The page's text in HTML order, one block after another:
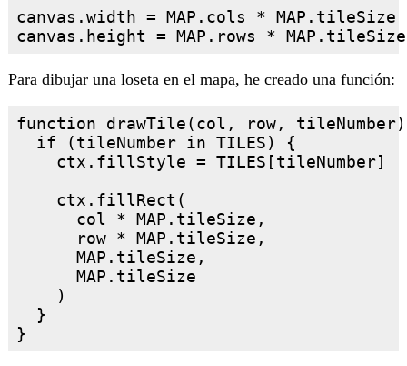
canvas.width = MAP.cols * MAP.tileSize
Para dibujar una loseta en el mapa, he creado una función:
function drawTile(col, row,
  if (tileNumber in TILES) {
    ctx.fillStyle = TILES[tileNumber]
    ctx.fillRect(
      col * MAP.tileSize,
      row * MAP.tileSize,
      MAP.tileSize,
      MAP.tileSize
    )
  }